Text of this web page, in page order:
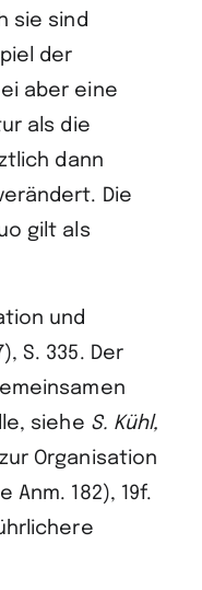
sie sind
der
aber eine
als die
dann
Die
gilt als
und
S. 335. Der
siehe S. Kühl,
Organisation
Anm. 182), 19f.